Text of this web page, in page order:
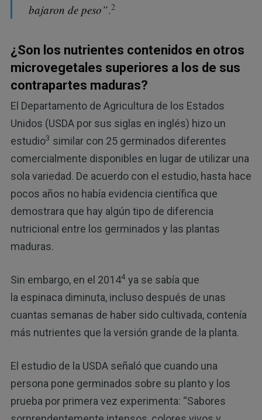
bajaron de peso”.2
¿Son los nutrientes contenidos en otros
microvegetales superiores a los de sus
contrapartes maduras?
El Departamento de Agricultura de los Estados
Unidos (USDA por sus siglas en inglés) hizo un
estudio3 similar con 25 germinados diferentes
comercialmente disponibles en lugar de utilizar una
sola variedad. De acuerdo con el estudio, hasta hace
pocos años no había evidencia científica que
demostrara que hay algún tipo de diferencia
nutricional entre los germinados y las plantas
maduras.
Sin embargo, en el 20144ya se sabía que
la espinaca diminuta, incluso después de unas
cuantas semanas de haber sido cultivada, contenía
más nutrientes que la versión grande de la planta.
El estudio de la USDA señaló que cuando una
persona pone germinados sobre su planto y los
prueba por primera vez experimenta: “Sabores